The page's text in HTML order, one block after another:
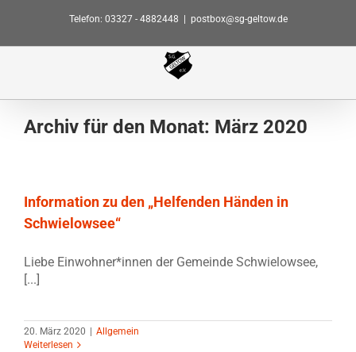
Telefon: 03327 - 4882448 postbox@sg-geltow.de
Archiv für den Monat: März 2020
Information zu den „Helfenden Händen in
Schwielowsee“
Liebe Einwohner*innen der Gemeinde Schwielowsee,
[...]
20. März 2020
Allgemein
Weiterlesen